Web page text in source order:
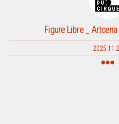
Figure Libre _